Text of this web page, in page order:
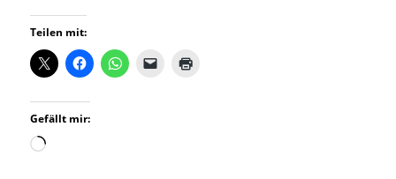
Teilen mit:
Gefällt mir:
Wird